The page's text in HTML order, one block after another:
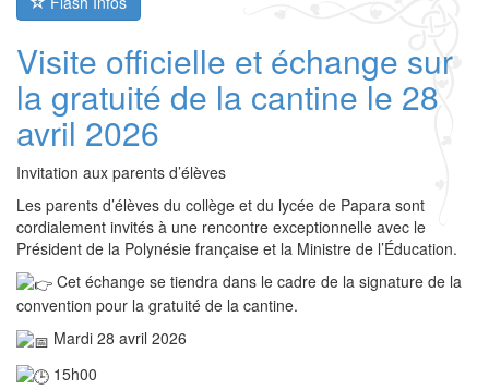
Visite officielle et échange sur
la gratuité de la cantine le 28
avril 2026
Invitation aux parents d’élèves
Les parents d’élèves du collège et du lycée de Papara sont
cordialement invités à une rencontre exceptionnelle avec le
Président de la Polynésie française et la Ministre de l’Éducation.
Cet échange se tiendra dans le cadre de la signature de la
convention pour la gratuité de la cantine.
Mardi 28 avril 2026
15h00